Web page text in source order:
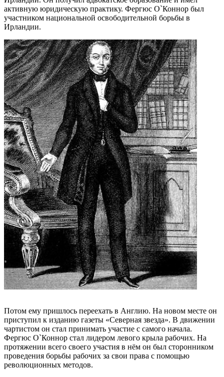
активную юридическую практику. Фергюс О`Коннор был
участником национальной освободительной борьбы в
Ирландии.
Потом ему пришлось переехать в Англию. На новом месте он
приступил к изданию газеты «Северная звезда». В движении
чартистом он стал принимать участие с самого начала.
Фергюс О`Коннор стал лидером левого крыла рабочих. На
протяжении всего своего участия в нём он был сторонником
проведения борьбы рабочих за свои права с помощью
революционных методов.